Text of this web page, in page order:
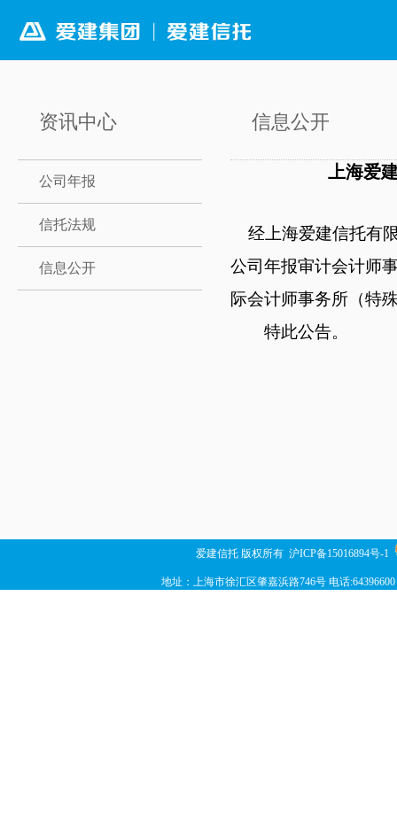
资讯中心
公司年报
信托法规
信息公开
信息公开
上海爱
经上海爱建信托有
公司年报审计会计师
际会计师事务所（特
特此公告。
爱建信托 版权所有 沪ICP备15016894号-1
地址：上海市徐汇区肇嘉浜路746号 电话